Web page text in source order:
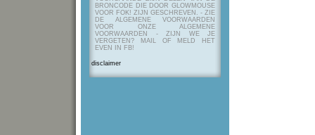
BRONCODE DIE DOOR GLOWMOUSE
VOOR FOK! ZIJN GESCHREVEN. - ZIE
DE ALGEMENE VOORWAARDEN
VOOR ONZE ALGEMENE
VOORWAARDEN - ZIJN WE JE
VERGETEN? MAIL OF MELD HET
EVEN IN FB!
disclaimer